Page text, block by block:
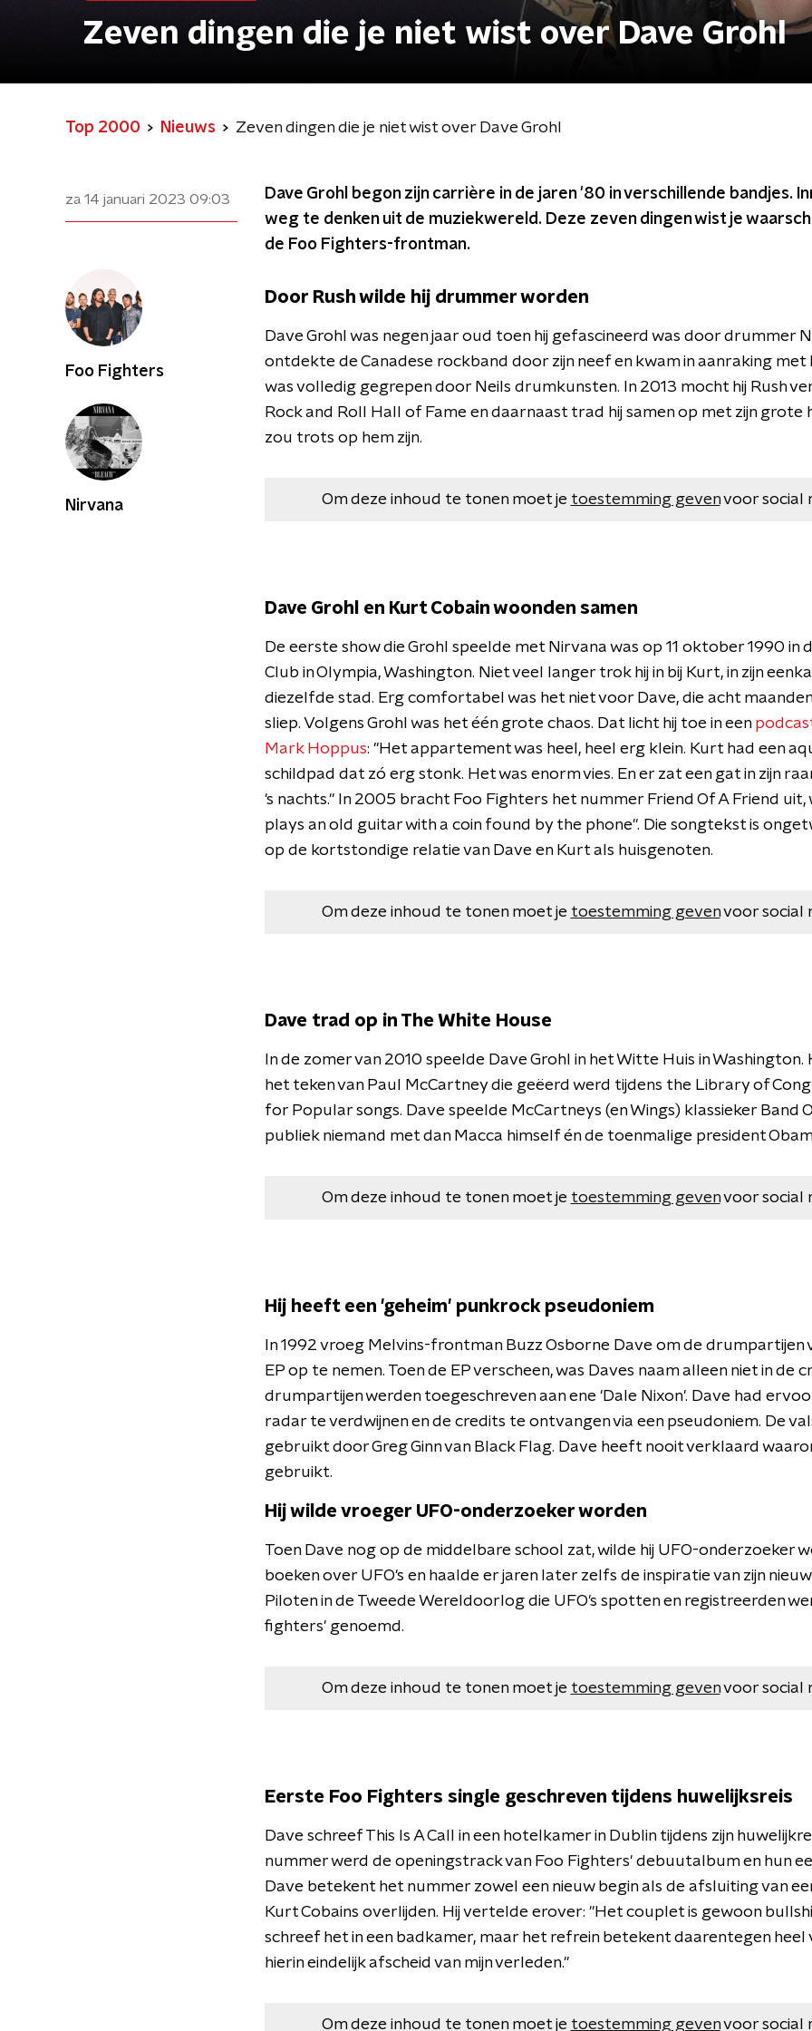
Zeven dingen die je niet wist over Dave Grohl
Top 2000 Nieuws Zeven dingen die je niet wist over Dave Grohl
za 14 januari 2023 09:03
Dave Grohl begon zijn carrière in de jaren '80 in verschillende bandjes.
weg te denken uit de muziekwereld. Deze zeven dingen wist je
de Foo Fighters-frontman.
Door Rush wilde hij drummer worden
Dave Grohl was negen jaar oud toen hij gefascineerd was door drummer
ontdekte de Canadese rockband door zijn neef en kwam in aanraking
was volledig gegrepen door Neils drumkunsten. In 2013 mocht hij Rush
Rock and Roll Hall of Fame en daarnaast trad hij samen op met zijn grote
zou trots op hem zijn.
Om deze inhoud te tonen moet je toestemming gevenvoor social
Dave Grohl en Kurt Cobain woonden samen
De eerste show die Grohl speelde met Nirvana was op 11 oktober 1990 in
Club in Olympia, Washington. Niet veel langer trok hij in bij Kurt, in zijn
diezelfde stad. Erg comfortabel was het niet voor Dave, die acht
sliep. Volgens Grohl was het één grote chaos. Dat licht hij toe in een
Mark Hoppus: "Het appartement was heel, heel erg klein. Kurt had een
schildpad dat zó erg stonk. Het was enorm vies. En er zat een gat in zijn
's nachts." In 2005 bracht Foo Fighters het nummer Friend Of A Friend uit,
plays an old guitar with a coin found by the phone". Die songtekst is
op de kortstondige relatie van Dave en Kurt als huisgenoten.
Om deze inhoud te tonen moet je toestemming gevenvoor social
Dave trad op in The White House
In de zomer van 2010 speelde Dave Grohl in het Witte Huis in
het teken van Paul McCartney die geëerd werd tijdens the Library of
for Popular songs. Dave speelde McCartneys (en Wings) klassieker Band
publiek niemand met dan Macca himself én de toenmalige president
Om deze inhoud te tonen moet je toestemming gevenvoor social
Hij heeft een 'geheim' punkrock pseudoniem
In 1992 vroeg Melvins-frontman Buzz Osborne Dave om de drumpartijen
EP op te nemen. Toen de EP verscheen, was Daves naam alleen niet in de
drumpartijen werden toegeschreven aan ene 'Dale Nixon'. Dave had
radar te verdwijnen en de credits te ontvangen via een pseudoniem. De
gebruikt door Greg Ginn van Black Flag. Dave heeft nooit verklaard
gebruikt.
Hij wilde vroeger UFO-onderzoeker worden
Toen Dave nog op de middelbare school zat, wilde hij UFO-onderzoeker
boeken over UFO's en haalde er jaren later zelfs de inspiratie van zijn
Piloten in de Tweede Wereldoorlog die UFO's spotten en registreerden
fighters' genoemd.
Om deze inhoud te tonen moet je toestemming gevenvoor social
Eerste Foo Fighters single geschreven tijdens huwelijksreis
Dave schreef This Is A Call in een hotelkamer in Dublin tijdens zijn
nummer werd de openingstrack van Foo Fighters' debuutalbum en hun
Dave betekent het nummer zowel een nieuw begin als de afsluiting van
Kurt Cobains overlijden. Hij vertelde erover: "Het couplet is gewoon
schreef het in een badkamer, maar het refrein betekent daarentegen heel
hierin eindelijk afscheid van mijn verleden."
Om deze inhoud te tonen moet je toestemming gevenvoor social
Foo Fighters
Nirvana